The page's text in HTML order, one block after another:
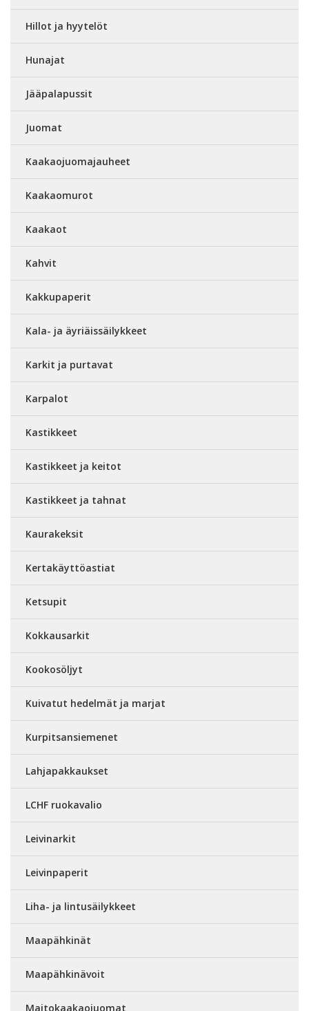
Hillot ja hyytelöt
Hunajat
Jääpalapussit
Juomat
Kaakaojuomajauheet
Kaakaomurot
Kaakaot
Kahvit
Kakkupaperit
Kala- ja äyriäissäilykkeet
Karkit ja purtavat
Karpalot
Kastikkeet
Kastikkeet ja keitot
Kastikkeet ja tahnat
Kaurakeksit
Kertakäyttöastiat
Ketsupit
Kokkausarkit
Kookosöljyt
Kuivatut hedelmät ja marjat
Kurpitsansiemenet
Lahjapakkaukset
LCHF ruokavalio
Leivinarkit
Leivinpaperit
Liha- ja lintusäilykkeet
Maapähkinät
Maapähkinävoit
Maitokaakaojuomat